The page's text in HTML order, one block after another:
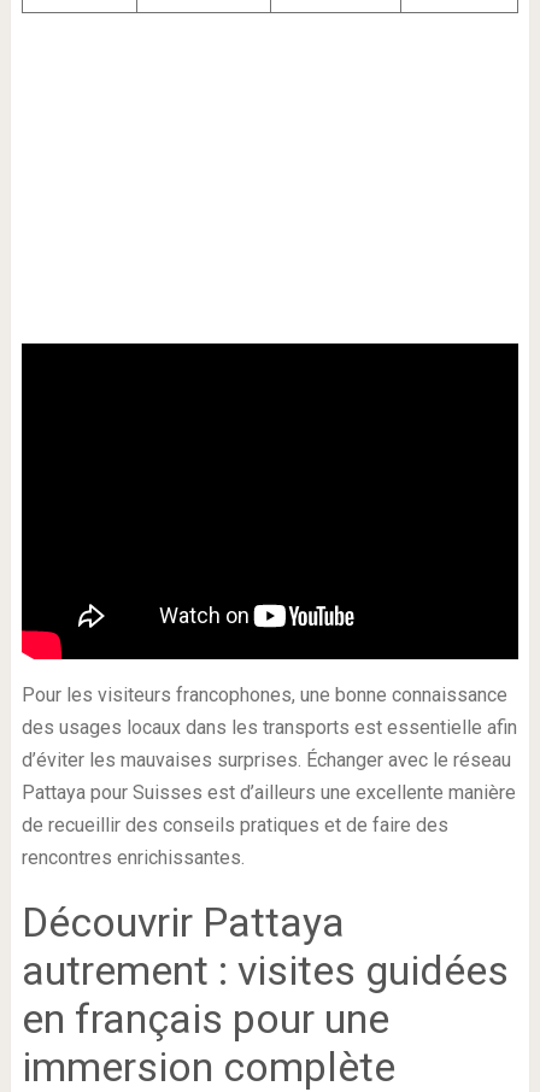
Pour les visiteurs francophones, une bonne connaissance
des usages locaux dans les transports est essentielle afin
d’éviter les mauvaises surprises. Échanger avec le réseau
Pattaya pour Suisses est d’ailleurs une excellente manière
de recueillir des conseils pratiques et de faire des
rencontres enrichissantes.
Découvrir Pattaya
autrement : visites guidées
en français pour une
immersion complète